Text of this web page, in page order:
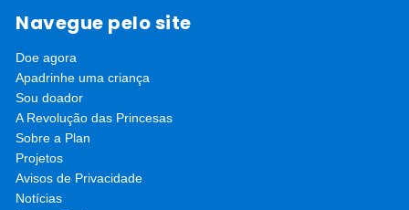
podem ser assediadas.
meus pais, que antes não apoiavam minha educação. Agora,
mudei a opinião deles usando alguns bons conselhos do
treinamento da Plan. Antes do treinamento, eu não tinha ideia
de como convencê-los. Claro, tudo precisa de tempo para
mudar, mas essas habilidades para a vida podem nos ajudar
muito”, diz Thern.
Navegue pelo site
Doe agora
Apadrinhe uma criança
Sou doador
A Revolução das Princesas
Sobre a Plan
Projetos
Avisos de Privacidade
Notícias